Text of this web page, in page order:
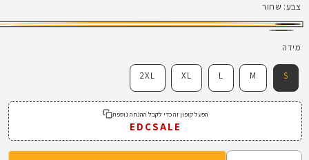
צבע: שחור
שחור
ריינג'ר
מידה
S
M
L
XL
2XL
הפעל קופון זה כדי לקבל ההנחה נוספת
EDCSALE